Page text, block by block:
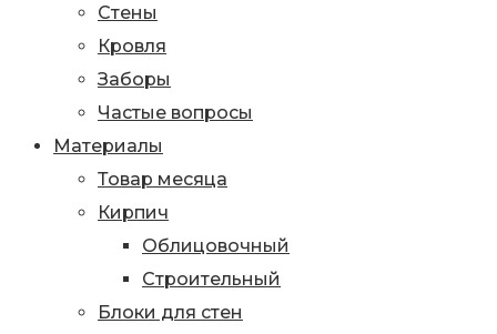
Стены
Кровля
Заборы
Частые вопросы
Материалы
Товар месяца
Кирпич
Облицовочный
Строительный
Блоки для стен